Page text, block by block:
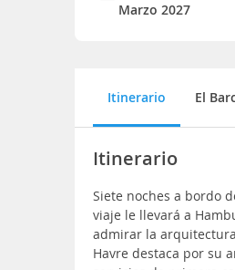
Marzo 2027
Itinerario El
Itinerario
Siete noches a bordo
viaje le llevará a
admirar la
Havre destaca por su